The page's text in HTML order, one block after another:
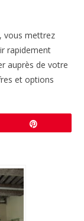
vous mettrez
rapidement
auprès de votre
et options